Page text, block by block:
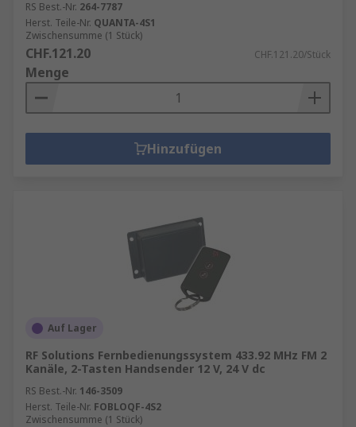
RS Best.-Nr. 264-7787
Herst. Teile-Nr. QUANTA-4S1
Zwischensumme (1 Stück)
CHF.121.20 CHF.121.20/Stück
Menge
Hinzufügen
Auf Lager
RF Solutions Fernbedienungssystem 433.92 MHz FM 2
Kanäle, 2-Tasten Handsender 12 V, 24 V dc
RS Best.-Nr. 146-3509
Herst. Teile-Nr. FOBLOQF-4S2
Zwischensumme (1 Stück)